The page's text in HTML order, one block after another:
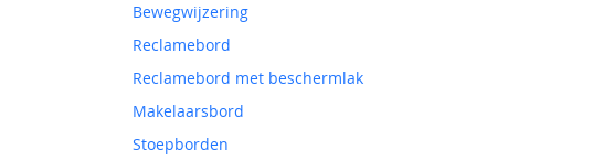
Bewegwijzering
Reclamebord
Reclamebord met beschermlak
Makelaarsbord
Stoepborden